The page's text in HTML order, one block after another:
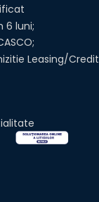
6 luni;
Leasing/Credit